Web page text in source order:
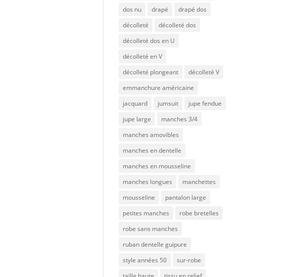
dos nu
drapé
drapé dos
décolleté
décolleté dos
décolleté dos en U
décolleté en V
décolleté plongeant
décolleté V
emmanchure américaine
jacquard
jumsuit
jupe fendue
jupe large
manches 3/4
manches amovibles
manches en dentelle
manches en mousseline
manches longues
manchettes
mousseline
pantalon large
petites manches
robe bretelles
robe sans manches
ruban dentelle guipure
style années 50
sur-robe